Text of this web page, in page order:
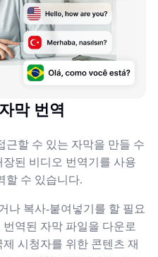
막 번역
근할 수 있는 자막을 만들 수
된 비디오 번역기를 사용
할 수 있습니다.
나 복사-붙여넣기를 할 필요
역된 자막 파일을 다운로
시청자를 위한 콘텐츠 재